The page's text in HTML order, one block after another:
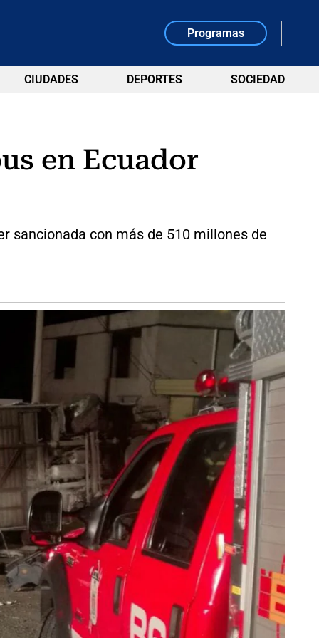
Programas
CIUDADES DEPORTES SOCIEDAD
en Ecuador
sancionada con más de 510 millones de